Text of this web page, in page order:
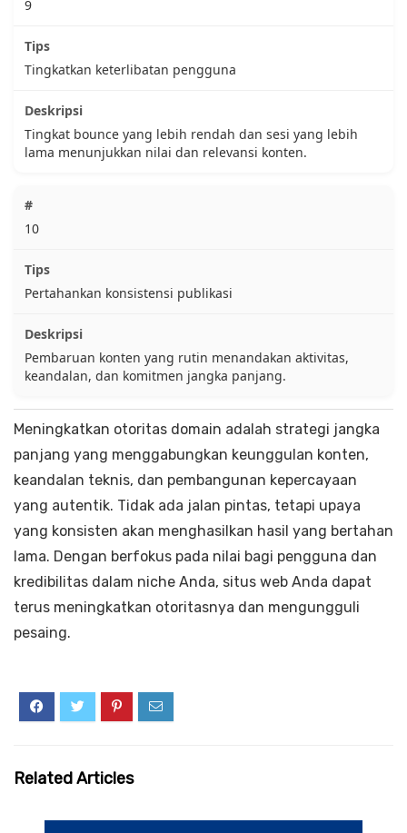
9
Tingkatkan keterlibatan pengguna
Tingkat bounce yang lebih rendah dan sesi yang lebih
lama menunjukkan nilai dan relevansi konten.
10
Pertahankan konsistensi publikasi
Pembaruan konten yang rutin menandakan aktivitas,
keandalan, dan komitmen jangka panjang.
Meningkatkan otoritas domain adalah strategi jangka
panjang yang menggabungkan keunggulan konten,
keandalan teknis, dan pembangunan kepercayaan
yang autentik. Tidak ada jalan pintas, tetapi upaya
yang konsisten akan menghasilkan hasil yang bertahan
lama. Dengan berfokus pada nilai bagi pengguna dan
kredibilitas dalam niche Anda, situs web Anda dapat
terus meningkatkan otoritasnya dan mengungguli
pesaing.
Related Articles